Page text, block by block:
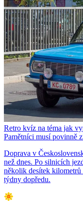
Retro kvíz na téma jak
Pamětníci musí povinně
Doprava v
než dnes. Po silnicích
několik desítek kilometrů
týdny dopředu.